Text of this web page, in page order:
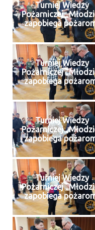
Turniej Wiedzy
Pożarniczej
zapobiega
Turniej Wiedzy
Pożarniczej
zapobiega
Turniej Wiedzy
Pożarniczej
zapobiega
Turniej Wiedzy
Pożarniczej
zapobiega